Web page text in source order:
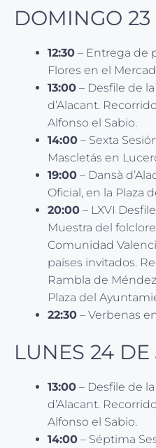
DOMINGO
12:30 – Entrega de
Flores en el
13:00 – Desfile de
d’Alacant.
Alfonso el Sabio.
14:00 – Sexta
Mascletás en
19:00 – Dansà
Oficial, en la Plaza
20:00 – LXVI
Muestra del
Comunidad
países invitados.
Rambla de
Plaza del
22:30 – Verbenas
LUNES 24
13:00 – Desfile de
d’Alacant.
Alfonso el Sabio.
14:00 – Séptima